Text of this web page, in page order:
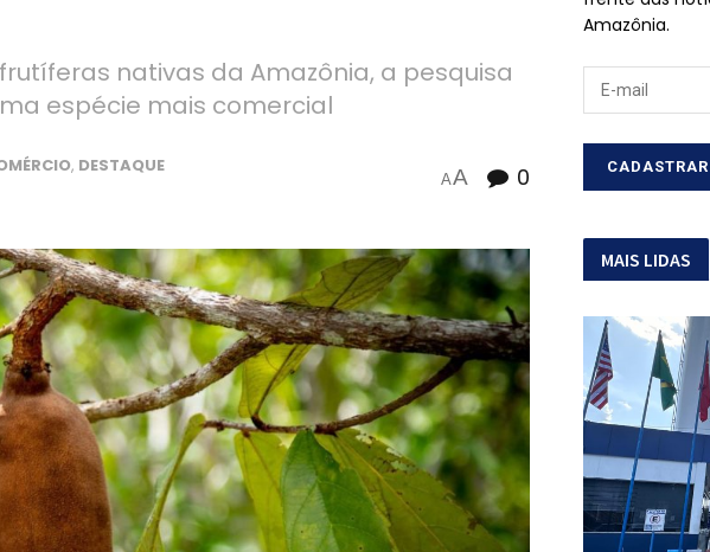
nativas da Amazônia, a pesquisa
espécie mais comercial
, DESTAQUE
AA 0
Amazônia.
MAIS LIDAS